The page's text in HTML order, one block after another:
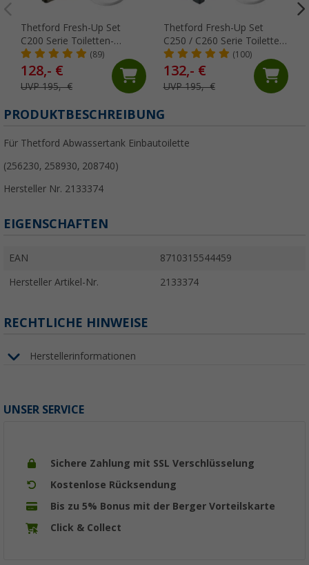
Thetford Fresh-Up Set
C200 Serie Toiletten-
Aufbereitungsset 2 teilig
(89)
128,- €
UVP 195,- €
Thetford Fresh-Up Set
C250 / C260 Serie Toiletten-
Aufbereitungsset 2 teilig
(100)
132,- €
UVP 195,- €
PRODUKTBESCHREIBUNG
Für Thetford Abwassertank Einbautoilette
(256230, 258930, 208740)
Hersteller Nr. 2133374
EIGENSCHAFTEN
EAN 8710315544459
Hersteller Artikel-Nr. 2133374
RECHTLICHE HINWEISE
Herstellerinformationen
UNSER SERVICE
Sichere Zahlung mit SSL Verschlüsselung
Kostenlose Rücksendung
Bis zu 5% Bonus mit der Berger Vorteilskarte
Click & Collect